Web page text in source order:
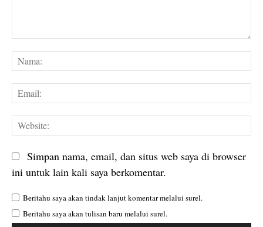
Simpan nama, email, dan situs web saya di browser
ini untuk lain kali saya berkomentar.
Beritahu saya akan tindak lanjut komentar melalui surel.
Beritahu saya akan tulisan baru melalui surel.